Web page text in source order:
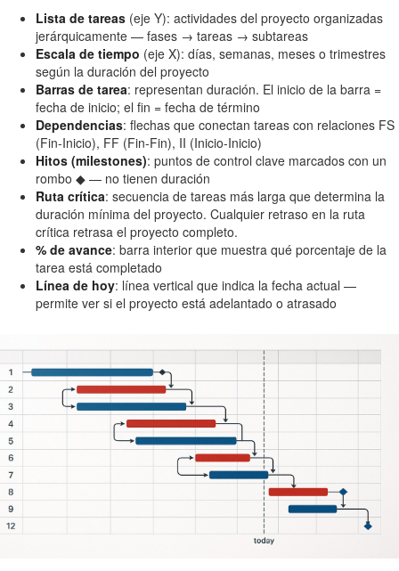
Lista de tareas (eje Y): actividades del proyecto organizadas
jerárquicamente — fases → tareas → subtareas
Escala de tiempo (eje X): días, semanas, meses o trimestres
según la duración del proyecto
Barras de tarea: representan duración. El inicio de la barra =
fecha de inicio; el fin = fecha de término
Dependencias: flechas que conectan tareas con relaciones FS
(Fin-Inicio), FF (Fin-Fin), II (Inicio-Inicio)
Hitos (milestones): puntos de control clave marcados con un
rombo ◆ — no tienen duración
Ruta crítica: secuencia de tareas más larga que determina la
duración mínima del proyecto. Cualquier retraso en la ruta
crítica retrasa el proyecto completo.
% de avance: barra interior que muestra qué porcentaje de la
tarea está completado
Línea de hoy: línea vertical que indica la fecha actual —
permite ver si el proyecto está adelantado o atrasado